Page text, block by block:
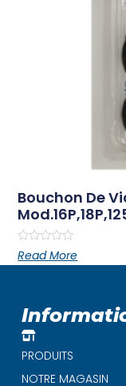
Bouchon De
Rated
0
Read More
PRODUITS
NOTRE MAGASIN